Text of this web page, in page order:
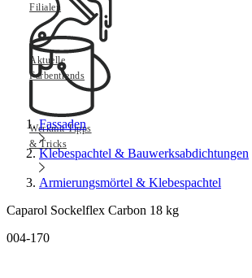
Filialen
Aktuelle
Farbentrends
Werkmit Tipps
& Tricks
Fassaden
Klebespachtel & Bauwerksabdichtungen
Armierungsmörtel & Klebespachtel
Caparol Sockelflex Carbon 18 kg
004-170